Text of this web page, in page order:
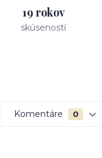
19 rokov
skúseností
Komentáre 0